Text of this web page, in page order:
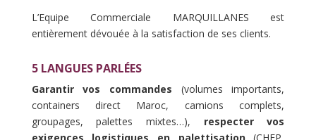
L’Equipe Commerciale MARQUILLANES est
entièrement dévouée à la satisfaction de ses clients.
5 LANGUES PARLÉES
Garantir vos commandes (volumes importants,
containers direct Maroc, camions complets,
groupages, palettes mixtes…), respecter vos